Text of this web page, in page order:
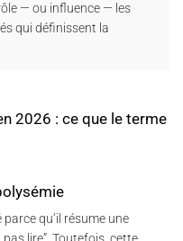
— ou influence — les
qui définissent la
2026 : ce que le terme
parce qu’il résume une